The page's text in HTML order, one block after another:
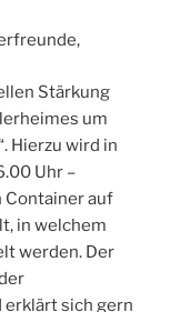
Stärkung
um
Hierzu wird in
Uhr –
Container auf
in welchem
werden. Der
erklärt sich gern